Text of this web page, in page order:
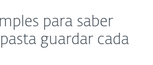
para saber
guardar cada